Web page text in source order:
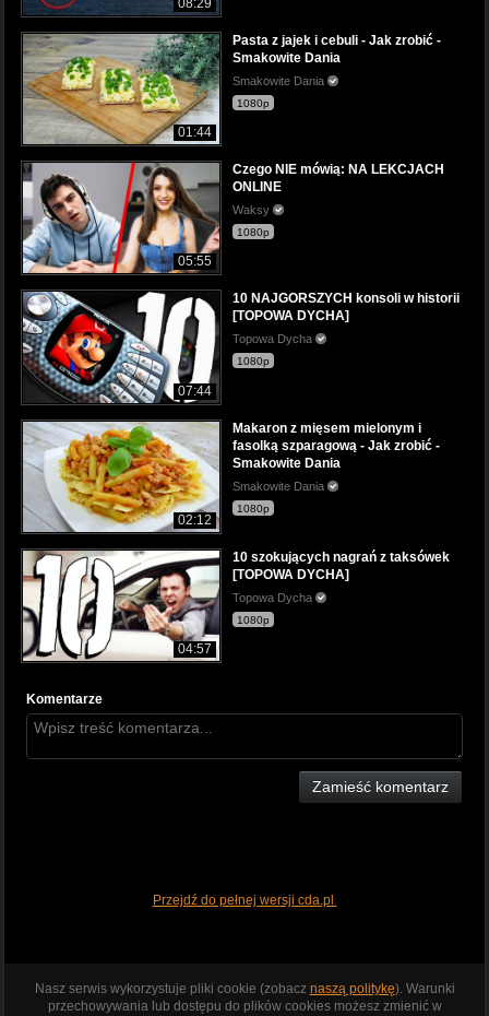
08:29
01:44
Pasta z jajek i cebuli - Jak zrobić -
Smakowite Dania
Smakowite Dania
1080p
05:55
Czego NIE mówią: NA LEKCJACH
ONLINE
Waksy
1080p
07:44
10 NAJGORSZYCH konsoli w historii
[TOPOWA DYCHA]
Topowa Dycha
1080p
02:12
Makaron z mięsem mielonym i
fasolką szparagową - Jak zrobić -
Smakowite Dania
Smakowite Dania
1080p
04:57
10 szokujących nagrań z taksówek
[TOPOWA DYCHA]
Topowa Dycha
1080p
Komentarze
Zamieść komentarz
Przejdź do pełnej wersji cda.pl
Nasz serwis wykorzystuje pliki cookie (zobacz naszą politykę). Warunki
przechowywania lub dostępu do plików cookies możesz zmienić w